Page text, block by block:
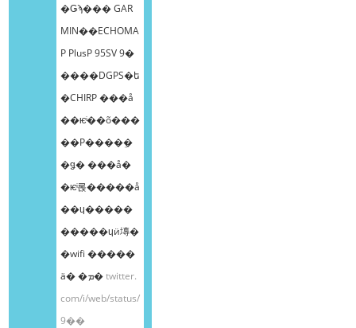
�Ǥϡ��� GAR
MIN��ECHOMA
P PlusP 95SV 9�
����DGPS�ե
�CHIRP ���å
��ѥͥ��õ���
��Ρ����ܸ�
�ǥ� ���å�
�ѥͥ롡�����å
��ɥ�����
�����ɥӥ塼�
�wifi �����
ä� �ܡ�twitter.
com/i/web/status/
9��